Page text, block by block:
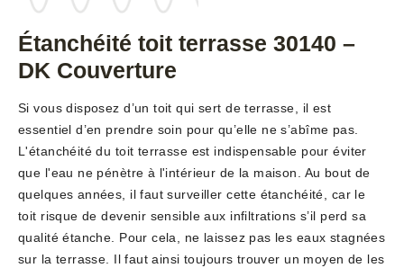
Étanchéité toit terrasse 30140 –
DK Couverture
Si vous disposez d’un toit qui sert de terrasse, il est
essentiel d’en prendre soin pour qu’elle ne s’abîme pas.
L'étanchéité du toit terrasse est indispensable pour éviter
que l'eau ne pénètre à l'intérieur de la maison. Au bout de
quelques années, il faut surveiller cette étanchéité, car le
toit risque de devenir sensible aux infiltrations s’il perd sa
qualité étanche. Pour cela, ne laissez pas les eaux stagnées
sur la terrasse. Il faut ainsi toujours trouver un moyen de les